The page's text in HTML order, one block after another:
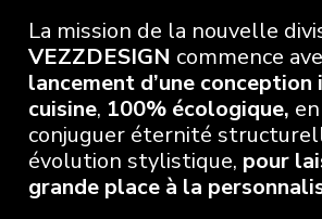
La mission de la nouvelle
VEZZDESIGN commence
lancement d’une conception
cuisine, 100% écologique,
conjuguer éternité
évolution stylistique, pour
grande place à la